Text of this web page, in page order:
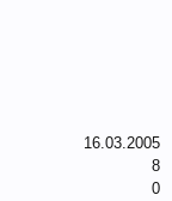
16.03.2005
8
0